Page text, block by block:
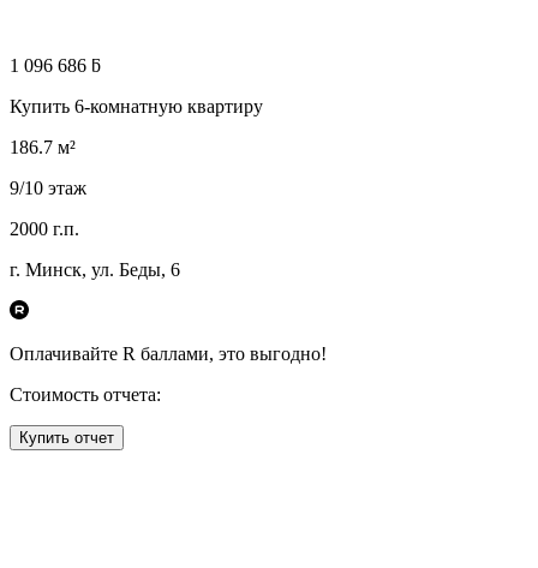
1 096 686 ƃ
Купить 6-комнатную квартиру
186.7 м²
9/10 этаж
2000 г.п.
г. Минск, ул. Беды, 6
Оплачивайте R баллами, это выгодно!
Стоимость отчета:
Купить отчет